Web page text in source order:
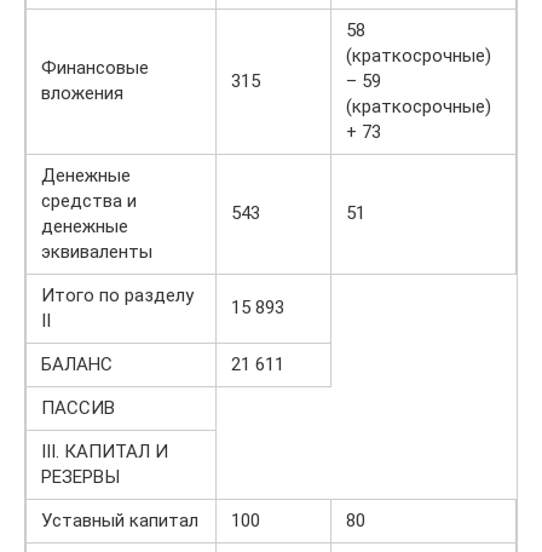
Финансовые
вложения
315
58
(краткосрочные)
– 59
(краткосрочные)
+ 73
Денежные
средства и
денежные
эквиваленты
543 51
Итого по разделу
II
15 893
БАЛАНС
21 611
ПАССИВ
III. КАПИТАЛ И
РЕЗЕРВЫ
Уставный капитал
100
80